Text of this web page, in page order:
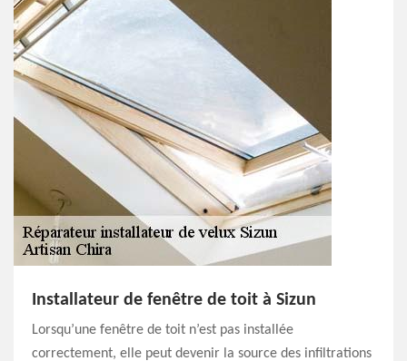
Installateur de fenêtre de toit à Sizun
Lorsqu’une fenêtre de toit n’est pas installée
correctement, elle peut devenir la source des infiltrations